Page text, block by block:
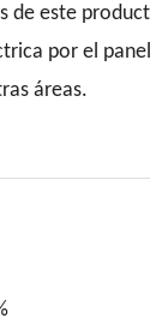
de este
por el
áreas.